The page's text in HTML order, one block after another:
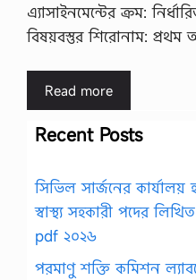
এ্যাসাইনমেন্টের ক্রম:
বিষয়বস্তুর শিরােনাম:
Read more
Recent Posts
সিভিল সার্জনের
স্বাস্থ্য সহকারী পদের
pdf ২০২৬
পরমাণু শক্তি কমিশন